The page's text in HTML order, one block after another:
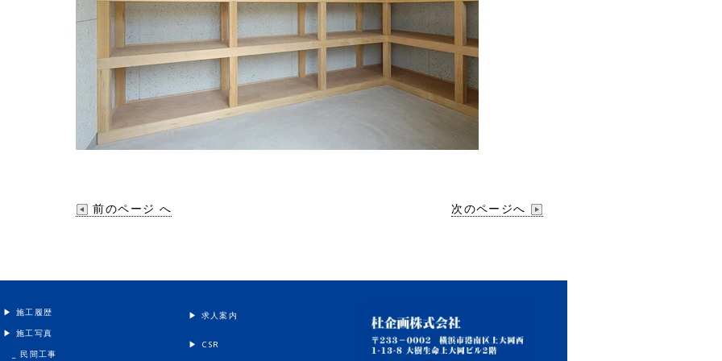
前のページ へ 次のページへ
▶︎ 施工履歴
▶︎ 施工写真
_ 民間工事
▶︎ 求人案内
▶︎ CSR